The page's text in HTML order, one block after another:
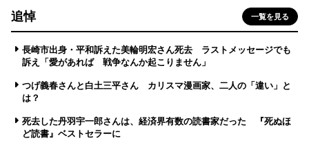
追悼 一覧を見る
長崎市出身・平和訴えた美輪明宏さん死去 ラストメッセージでも
訴え「愛があれば 戦争なんか起こりません」
つげ義春さんと白土三平さん カリスマ漫画家、二人の「違い」と
は？
死去した丹羽宇一郎さんは、経済界有数の読書家だった 『死ぬほ
ど読書』ベストセラーに